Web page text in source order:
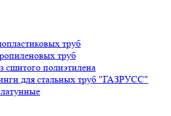
труб
труб
сшитого полиэтилена
для стальных труб "ГАЗРУСС"